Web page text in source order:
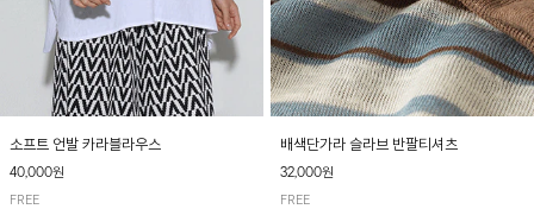
소프트 언발 카라블라우스
40,000원
FREE
배색단가라 슬라브 반팔티셔츠
32,000원
FREE